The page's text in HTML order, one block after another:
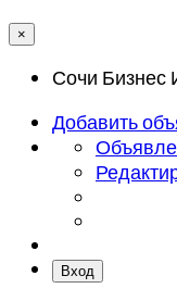
×
Сочи Бизнес
Добавить
Вход